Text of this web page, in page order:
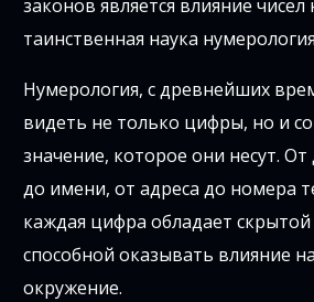
законов является влияние
таинственная наука
Нумерология, с древнейших
видеть не только цифры, но и
значение, которое они несут.
до имени, от адреса до номера
каждая цифра обладает скрытой
способной оказывать влияние
окружение.